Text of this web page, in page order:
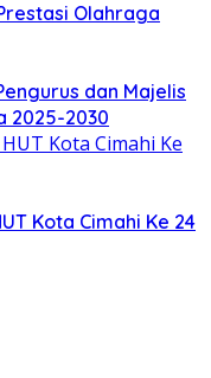
Olahraga
dan Majelis
2025-2030
Kota Cimahi Ke 24